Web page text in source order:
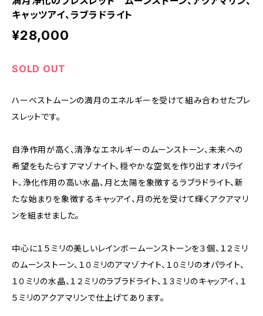
キャッツアイ、ラブラドライト
¥28,000
SOLD OUT
ハーベストムーンの満月のエネルギーを受けて組み合わせたブレ
スレットです。
自浄作用が高く、清浄なエネルギーのムーンストーン、未来への
希望をもたらすアマゾナイト、穏やかな空気を作り出すオパライ
ト、浄化作用の高い水晶、月と太陽を象徴するラブラドライト、新
たな始まりを象徴するキャッアイ、月の光を受けて輝くアクアマリ
ンを組ませました。
中心に１５ミリの美しいレインボームーンストーンを３個、１２ミリ
のムーンストーン、１０ミリのアマゾナイト、１０ミリのオパライト、
１０ミリの水晶、１２ミリのラブラドライト、１３ミリのキャッアイ、１
５ミリのアクアマリンで仕上げてあります。